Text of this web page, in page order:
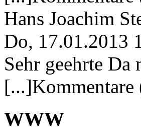
Hans Joachim
Do, 17.01.2013
Sehr geehrte Da
[...]Kommentare
WWW